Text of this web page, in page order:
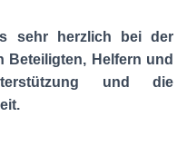
sehr herzlich bei der
Beteiligten, Helfern und
und die